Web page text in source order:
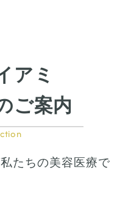
アミ
ご案内
たちの美容医療で